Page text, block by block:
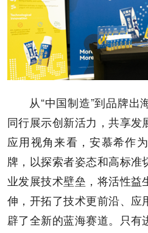
从“中国制造”到品牌
同行展示创新活力，共享发
应用视角来看，安慕希作
牌，以探索者姿态和高标准
业发展技术壁垒，将活性益
伸，开拓了技术更前沿、应
辟了全新的蓝海赛道。只有